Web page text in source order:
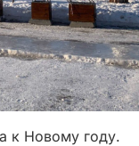
к Новому году.